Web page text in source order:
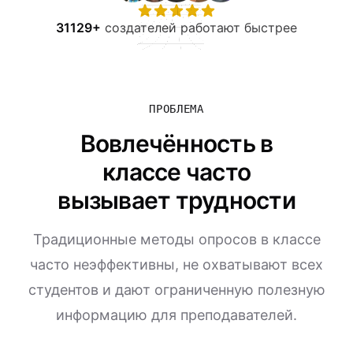
31129+ создателей работают быстрее
ПРОБЛЕМА
Вовлечённость в
классе часто
вызывает трудности
Традиционные методы опросов в классе
часто неэффективны, не охватывают всех
студентов и дают ограниченную полезную
информацию для преподавателей.